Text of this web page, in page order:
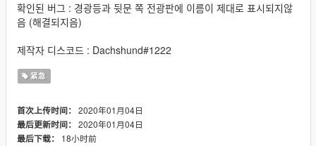
확인된 버그 : 경광등과 뒷문 쪽 전광판에 이름이 제대로 표시되지않
음 (해결되지음)
제작자 디스코드 : Dachshund#1222
紧急
首次上传时间： 2020年01月04日
最后更新时间： 2020年01月04日
最后下载：
18小时前